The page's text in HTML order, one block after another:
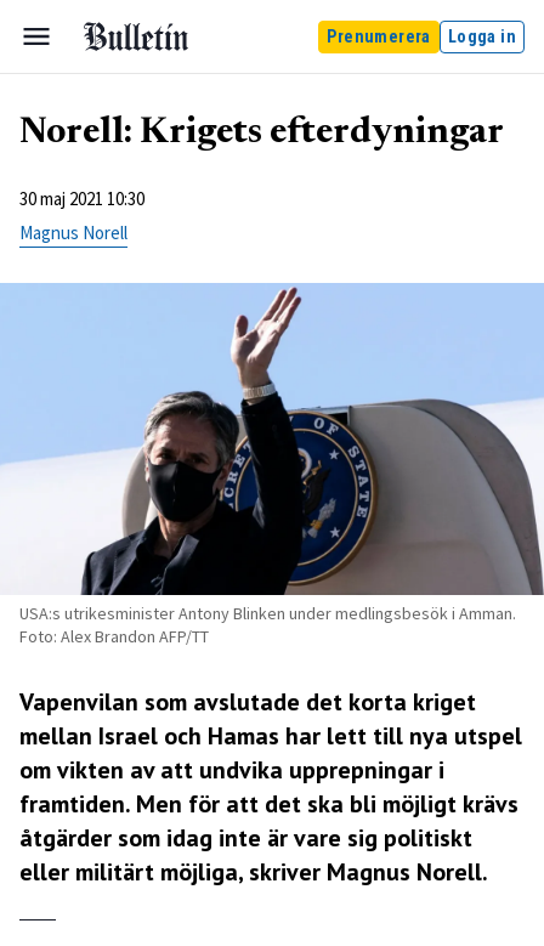
Prenumerera Logga in
Norell: Krigets efterdyningar
30 maj 2021 10:30
Magnus Norell
USA:s utrikesminister Antony Blinken under medlingsbesök i Amman.
Foto: Alex Brandon AFP/TT
Vapenvilan som avslutade det korta kriget
mellan Israel och Hamas har lett till nya utspel
om vikten av att undvika upprepningar i
framtiden. Men för att det ska bli möjligt krävs
åtgärder som idag inte är vare sig politiskt
eller militärt möjliga, skriver Magnus Norell.